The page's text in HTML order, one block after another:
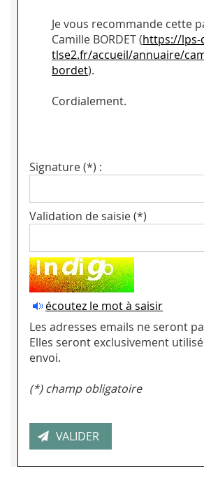
Je vous recommande cette
Camille BORDET (https://lps-
tlse2.fr/accueil/annuaire/
bordet).
Cordialement.
Signature (*) :
Validation de saisie (*)
écoutez le mot à saisir
Les adresses emails ne seront
Elles seront exclusivement
envoi.
(*) champ obligatoire